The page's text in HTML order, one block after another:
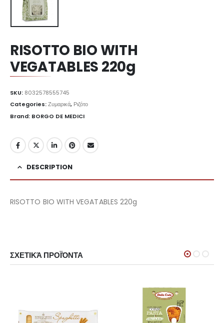
RISOTTO BIO WITH
VEGATABLES 220g
SKU: 8032578555745
Categories:Ζυμαρικά, Ριζότο
Brand: BORGO DE MEDICI
DESCRIPTION
RISOTTO BIO WITH VEGATABLES 220g
ΣΧΕΤΙΚΆ ΠΡΟΪΌΝΤΑ